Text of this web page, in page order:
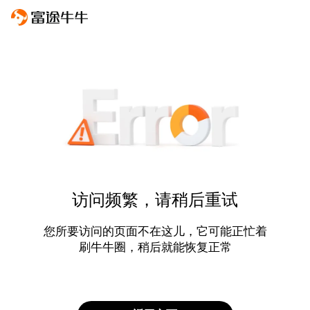
访问频繁，请稍后重试
您所要访问的页面不在这儿，它可能正忙着
刷牛牛圈，稍后就能恢复正常